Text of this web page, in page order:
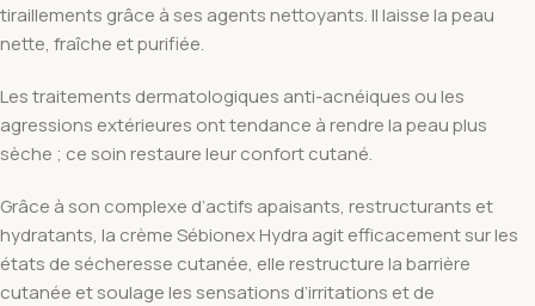
tiraillements grâce à ses agents nettoyants. Il laisse la peau
nette, fraîche et purifiée.
Les traitements dermatologiques anti-acnéiques ou les
agressions extérieures ont tendance à rendre la peau plus
sèche ; ce soin restaure leur confort cutané.
Grâce à son complexe d’actifs apaisants, restructurants et
hydratants, la crème Sébionex Hydra agit efficacement sur les
états de sécheresse cutanée, elle restructure la barrière
cutanée et soulage les sensations d’irritations et de